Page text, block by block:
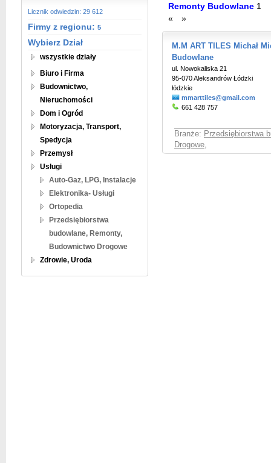
Licznik odwiedzin: 29 612
Firmy z regionu: 5
Wybierz Dział
wszystkie działy
Biuro i Firma
Budownictwo,
Nieruchomości
Dom i Ogród
Motoryzacja, Transport,
Spedycja
Przemysł
Usługi
Auto-Gaz, LPG, Instalacje
Elektronika- Usługi
Ortopedia
Przedsiębiorstwa
budowlane, Remonty,
Budownictwo Drogowe
Zdrowie, Uroda
Remonty Budowlane 1
«
»
M.M ART TILES Michał
Budowlane
ul. Nowokaliska 21
95-070 Aleksandrów Łódzki
łódzkie
mmarttiles@gmail.com
661 428 757
Branże: Przedsiębiorstwa
Drogowe,